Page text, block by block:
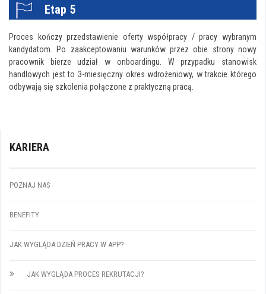
Etap 5
Proces kończy przedstawienie oferty współpracy / pracy wybranym
kandydatom. Po zaakceptowaniu warunków przez obie strony nowy
pracownik bierze udział w onboardingu. W przypadku stanowisk
handlowych jest to 3-miesięczny okres wdrożeniowy, w trakcie którego
odbywają się szkolenia połączone z praktyczną pracą.
KARIERA
POZNAJ NAS
BENEFITY
JAK WYGLĄDA DZIEŃ PRACY W APP?
JAK WYGLĄDA PROCES REKRUTACJI?